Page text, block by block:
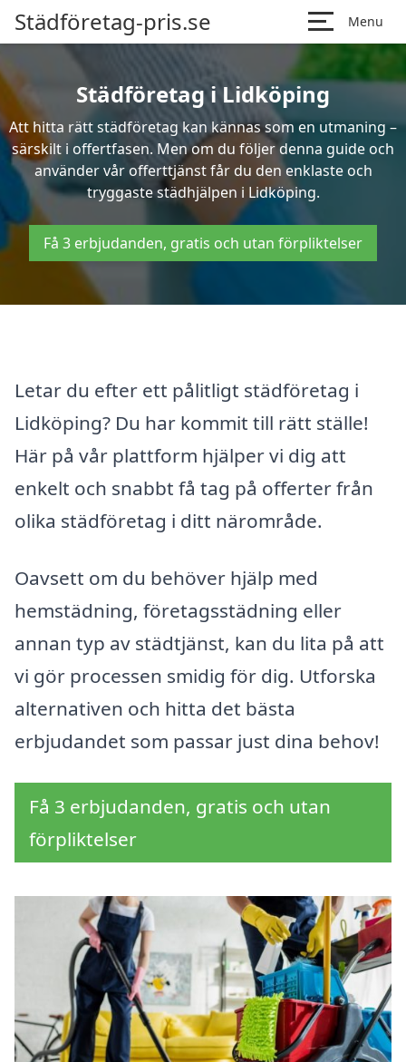
Städföretag-pris.se Menu
Städföretag i Lidköping
Att hitta rätt städföretag kan kännas som en utmaning –
särskilt i offertfasen. Men om du följer denna guide och
använder vår offerttjänst får du den enklaste och
tryggaste städhjälpen i Lidköping.
Få 3 erbjudanden, gratis och utan förpliktelser
Letar du efter ett pålitligt städföretag i
Lidköping? Du har kommit till rätt ställe!
Här på vår plattform hjälper vi dig att
enkelt och snabbt få tag på offerter från
olika städföretag i ditt närområde.
Oavsett om du behöver hjälp med
hemstädning, företagsstädning eller
annan typ av städtjänst, kan du lita på att
vi gör processen smidig för dig. Utforska
alternativen och hitta det bästa
erbjudandet som passar just dina behov!
Få 3 erbjudanden, gratis och utan
förpliktelser